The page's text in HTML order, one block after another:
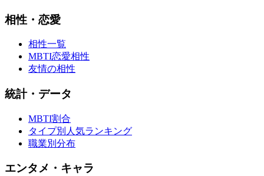
相性・恋愛
相性一覧
MBTI恋愛相性
友情の相性
統計・データ
MBTI割合
タイプ別人気ランキング
職業別分布
エンタメ・キャラ